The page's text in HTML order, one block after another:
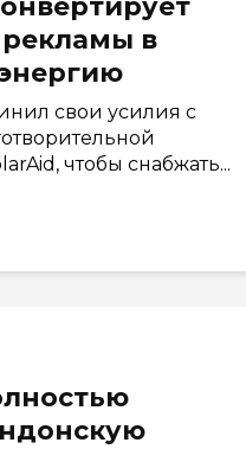
в
свои усилия с
чтобы снабжать...